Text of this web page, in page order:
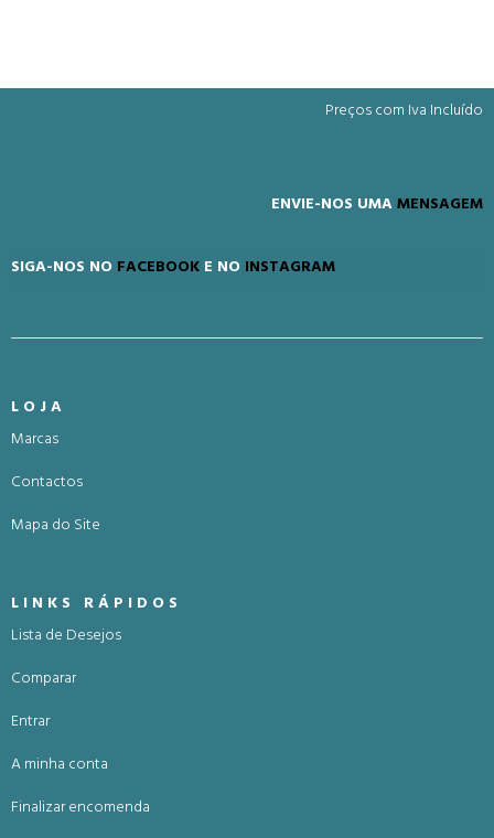
Preços com Iva Incluído
ENVIE-NOS UMAMENSAGEM
SIGA-NOS NO FACEBOOK E NO INSTAGRAM
LOJA
Marcas
Contactos
Mapa do Site
LINKS RÁPIDOS
Lista de Desejos
Comparar
Entrar
A minha conta
Finalizar encomenda